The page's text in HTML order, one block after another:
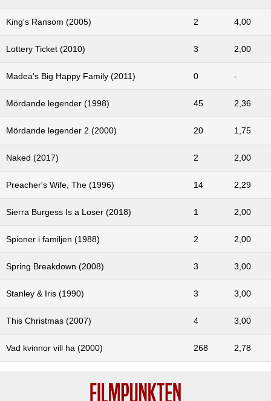
King's Ransom (2005) 2 4,00
Lottery Ticket (2010) 3 2,00
Madea's Big Happy Family (2011) 0 -
Mördande legender (1998) 45 2,36
Mördande legender 2 (2000) 20 1,75
Naked (2017) 2 2,00
Preacher's Wife, The (1996) 14 2,29
Sierra Burgess Is a Loser (2018) 1 2,00
Spioner i familjen (1988) 2 2,00
Spring Breakdown (2008) 3 3,00
Stanley & Iris (1990) 3 3,00
This Christmas (2007) 4 3,00
Vad kvinnor vill ha (2000) 268 2,78